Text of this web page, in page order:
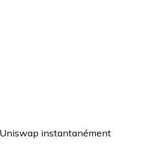
Uniswap instantanément